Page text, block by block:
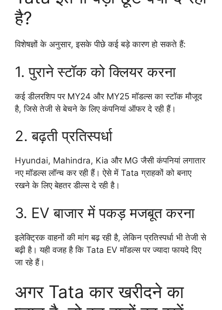
है?
विशेषज्ञों के अनुसार, इसके पीछे कई बड़े कारण हो सकते हैं:
1. पुराने स्टॉक को क्लियर करना
कई डीलरशिप पर MY24 और MY25 मॉडल्स का स्टॉक मौजूद
है, जिसे तेजी से बेचने के लिए कंपनियां ऑफर दे रही हैं।
2. बढ़ती प्रतिस्पर्धा
Hyundai, Mahindra, Kia और MG जैसी कंपनियां लगातार
नए मॉडल्स लॉन्च कर रही हैं। ऐसे में Tata ग्राहकों को बनाए
रखने के लिए बेहतर डील्स दे रही है।
3. EV बाजार में पकड़ मजबूत करना
इलेक्ट्रिक वाहनों की मांग बढ़ रही है, लेकिन प्रतिस्पर्धा भी तेजी से
बढ़ी है। यही वजह है कि Tata EV मॉडल्स पर ज्यादा फायदे दिए
जा रहे हैं।
अगर Tata कार खरीदने का